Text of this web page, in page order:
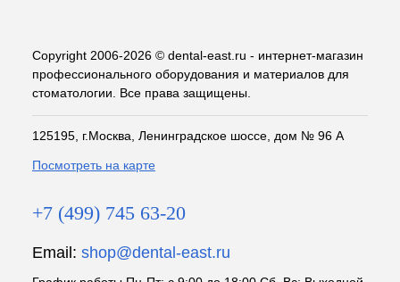
Copyright 2006-2026 © dental-east.ru - интернет-магазин
профессионального оборудования и материалов для
стоматологии. Все права защищены.
125195, г.Москва, Ленинградское шоссе, дом № 96 А
Посмотреть на карте
+7 (499) 745 63-20
Email: shop@dental-east.ru